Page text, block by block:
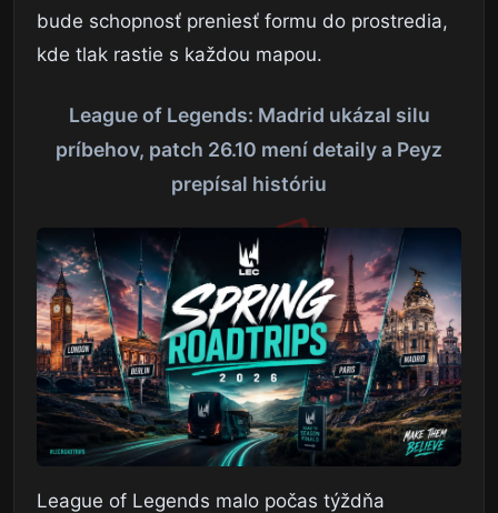
bude schopnosť preniesť formu do prostredia,
kde tlak rastie s každou mapou.
League of Legends: Madrid ukázal silu
príbehov, patch 26.10 mení detaily a Peyz
prepísal históriu
League of Legends malo počas týždňa